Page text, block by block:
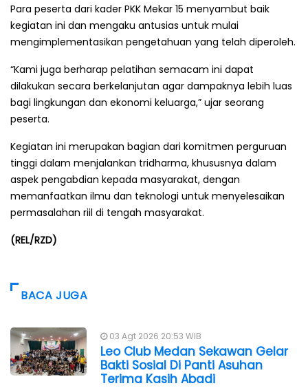
Para peserta dari kader PKK Mekar 15 menyambut baik
kegiatan ini dan mengaku antusias untuk mulai
mengimplementasikan pengetahuan yang telah diperoleh.
“Kami juga berharap pelatihan semacam ini dapat
dilakukan secara berkelanjutan agar dampaknya lebih luas
bagi lingkungan dan ekonomi keluarga,” ujar seorang
peserta.
Kegiatan ini merupakan bagian dari komitmen perguruan
tinggi dalam menjalankan tridharma, khususnya dalam
aspek pengabdian kepada masyarakat, dengan
memanfaatkan ilmu dan teknologi untuk menyelesaikan
permasalahan riil di tengah masyarakat.
(REL/RZD)
BACA JUGA
03 Agt 2026 20:53 WIB
Leo Club Medan Sekawan Gelar
Bakti Sosial Di Panti Asuhan
Terima Kasih Abadi